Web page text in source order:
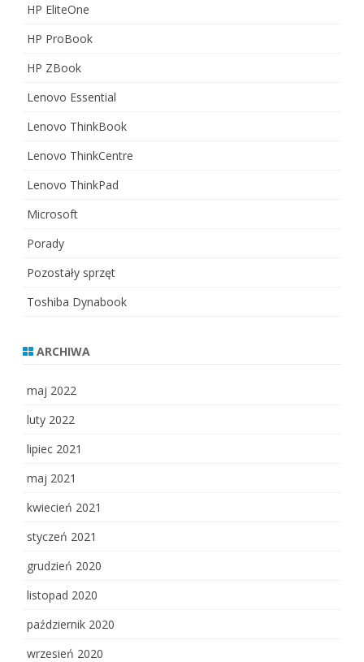
HP EliteOne
HP ProBook
HP ZBook
Lenovo Essential
Lenovo ThinkBook
Lenovo ThinkCentre
Lenovo ThinkPad
Microsoft
Porady
Pozostały sprzęt
Toshiba Dynabook
ARCHIWA
maj 2022
luty 2022
lipiec 2021
maj 2021
kwiecień 2021
styczeń 2021
grudzień 2020
listopad 2020
październik 2020
wrzesień 2020